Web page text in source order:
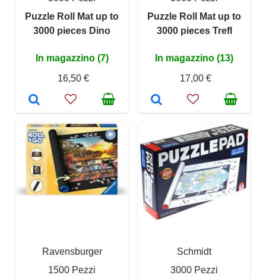
Puzzle Roll Mat up to
3000 pieces Dino
In magazzino (7)
16,50 €
Puzzle Roll Mat up to
3000 pieces Trefl
In magazzino (13)
17,00 €
Ravensburger
1500 Pezzi
Schmidt
3000 Pezzi